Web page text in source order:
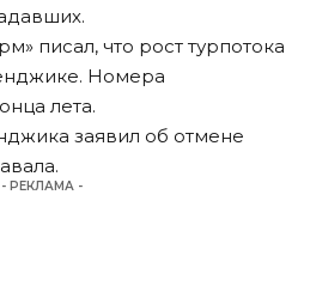
писал, что рост турпотока
Номера
лета.
заявил об отмене
- РЕКЛАМА -